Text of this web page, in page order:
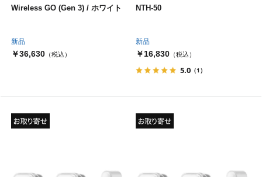
新品
Wireless GO (Gen 3) / ホワイト
￥36,630 （税込）
新品
NTH-50
￥16,830（税込）
5.0 （1）